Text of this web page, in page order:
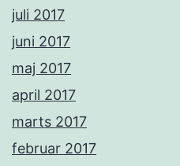
juli 2017
juni 2017
maj 2017
april 2017
marts 2017
februar 2017